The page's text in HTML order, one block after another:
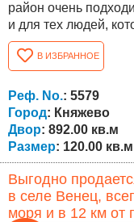
район очень
и для тех людей,
селе есть два
другое. Близкое расположение к городу Елхово делает
его предпочитаемым
имеет общую площадь 120
планировкой: на
В ИЗБРАННОЕ
Реф. No.: 5579
Город: Княжево
Двор: 892.00 кв.м
Размер: 120.00 кв.м
Выгодно
в селе Венец,
моря и в 12 км от